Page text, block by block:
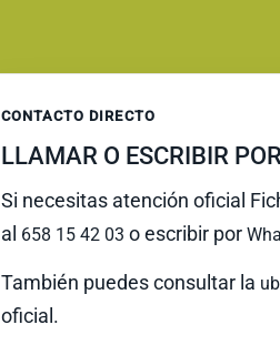
CONTACTO DIRECTO
LLAMAR O ESCRIBIR
Si necesitas atención oficial
al 658 15 42 03 o escribir por
También puedes consultar la
oficial.